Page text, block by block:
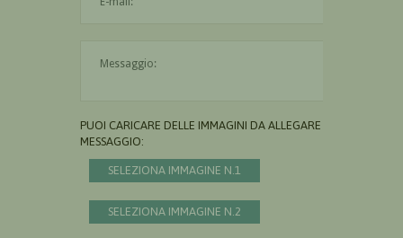
PUOI CARICARE DELLE IMMAGINI DA ALLEGARE AL
MESSAGGIO:
SELEZIONA IMMAGINE N.1
SELEZIONA IMMAGINE N.2